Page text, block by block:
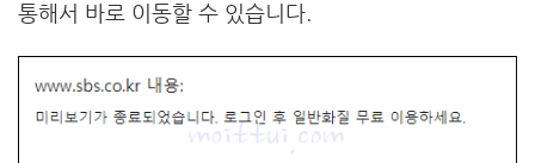
통해서 바로 이동할 수 있습니다.